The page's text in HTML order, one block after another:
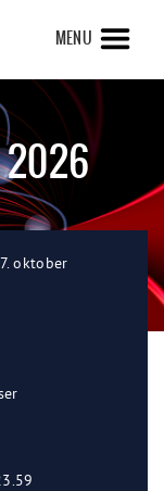
MENU
2026
oktober